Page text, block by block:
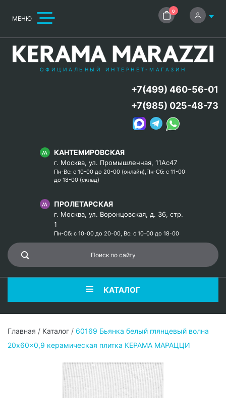
МЕНЮ
0
ОФИЦИАЛЬНЫЙ ИНТЕРНЕТ-МАГАЗИН
КАНТЕМИРОВСКАЯ
г. Москва, ул. Промышленная, 11Ас47
Пн-Вс: с 10-00 до 20-00 (онлайн),Пн-Сб: с 11-00
до 18-00 (склад)
ПРОЛЕТАРСКАЯ
г. Москва, ул. Воронцовская, д. 36, стр.
1
Пн-Сб: с 10-00 до 20-00, Вс: с 10-00 до 18-00
+7(499) 460-56-01
+7(985) 025-48-73
КАТАЛОГ
Главная / Каталог / 60169 Бьянка белый глянцевый волна
20x60x0,9 керамическая плитка КЕРАМА МАРАЦЦИ